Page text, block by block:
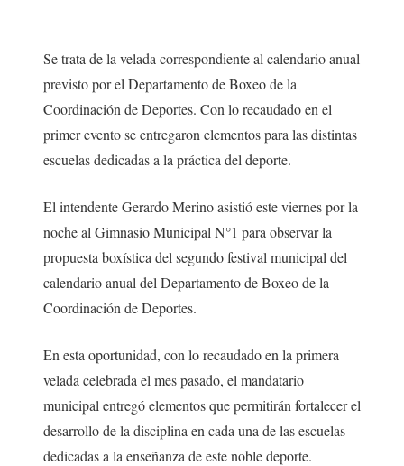
Se trata de la velada correspondiente al calendario anual
previsto por el Departamento de Boxeo de la
Coordinación de Deportes. Con lo recaudado en el
primer evento se entregaron elementos para las distintas
escuelas dedicadas a la práctica del deporte.
El intendente Gerardo Merino asistió este viernes por la
noche al Gimnasio Municipal N°1 para observar la
propuesta boxística del segundo festival municipal del
calendario anual del Departamento de Boxeo de la
Coordinación de Deportes.
En esta oportunidad, con lo recaudado en la primera
velada celebrada el mes pasado, el mandatario
municipal entregó elementos que permitirán fortalecer el
desarrollo de la disciplina en cada una de las escuelas
dedicadas a la enseñanza de este noble deporte.